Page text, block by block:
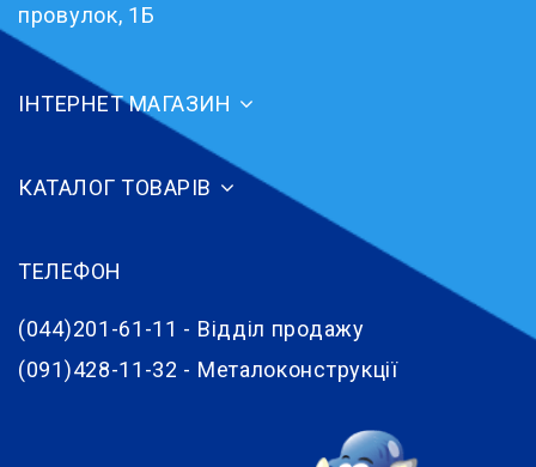
провулок, 1Б
ІНТЕРНЕТ МАГАЗИН
КАТАЛОГ ТОВАРІВ
ТЕЛЕФОН
(044)201-61-11 - Відділ продажу
(091)428-11-32 - Металоконструкції